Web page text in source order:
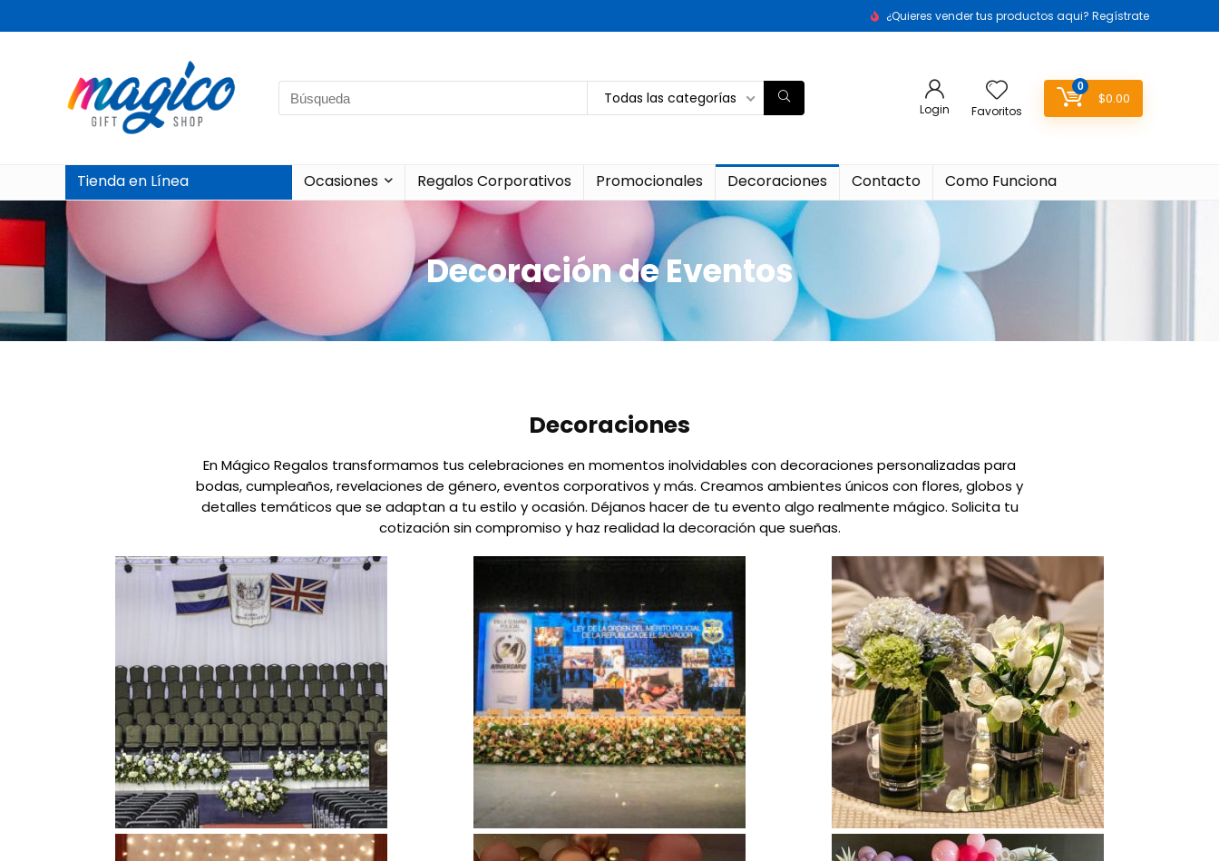
¿Quieres vender tus productos aqui? Regístrate
Todas las categorías
Login Favoritos
0
$0.00
Tienda en Línea Ocasiones Regalos Corporativos Promocionales Decoraciones Contacto Como Funciona
Decoración de Eventos
Decoraciones
En Mágico Regalos transformamos tus celebraciones en momentos inolvidables con decoraciones personalizadas para
bodas, cumpleaños, revelaciones de género, eventos corporativos y más. Creamos ambientes únicos con flores, globos y
detalles temáticos que se adaptan a tu estilo y ocasión. Déjanos hacer de tu evento algo realmente mágico. Solicita tu
cotización sin compromiso y haz realidad la decoración que sueñas.